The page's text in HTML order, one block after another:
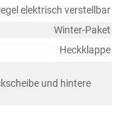
elektrisch verstellbar
Winter-Paket
Heckklappe
und hintere